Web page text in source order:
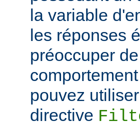
la variable
les réponses
préoccuper
pouvez
directive